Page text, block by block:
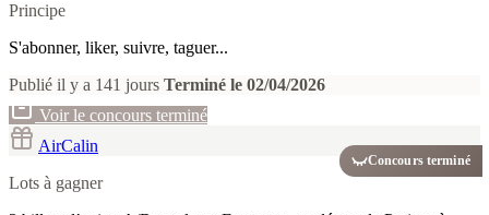
Principe
S'abonner, liker, suivre, taguer...
Publié il y a 141 jours Terminé le 02/04/2026
Voir le concours terminé
Concours terminé
AirCalin
Lots à gagner